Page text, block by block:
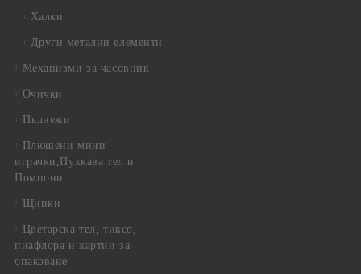
Халки
Други метални елементи
Механизми за часовник
Очички
Пълнежи
Плюшени мини
играчки,Пухкава тел и
Помпони
Щипки
Цветарска тел, тиксо,
пиафлора и хартии за
опаковане